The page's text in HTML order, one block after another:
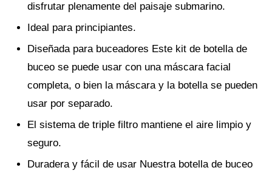
disfrutar plenamente del paisaje submarino.
Ideal para principiantes.
Diseñada para buceadores Este kit de botella de
buceo se puede usar con una máscara facial
completa, o bien la máscara y la botella se pueden
usar por separado.
El sistema de triple filtro mantiene el aire limpio y
seguro.
Duradera y fácil de usar Nuestra botella de buceo